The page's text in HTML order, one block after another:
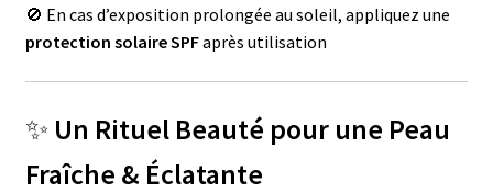
🚫 En cas d’exposition prolongée au soleil, appliquez une
protection solaire SPFaprès utilisation
✨ Un Rituel Beauté pour une Peau
Fraîche & Éclatante